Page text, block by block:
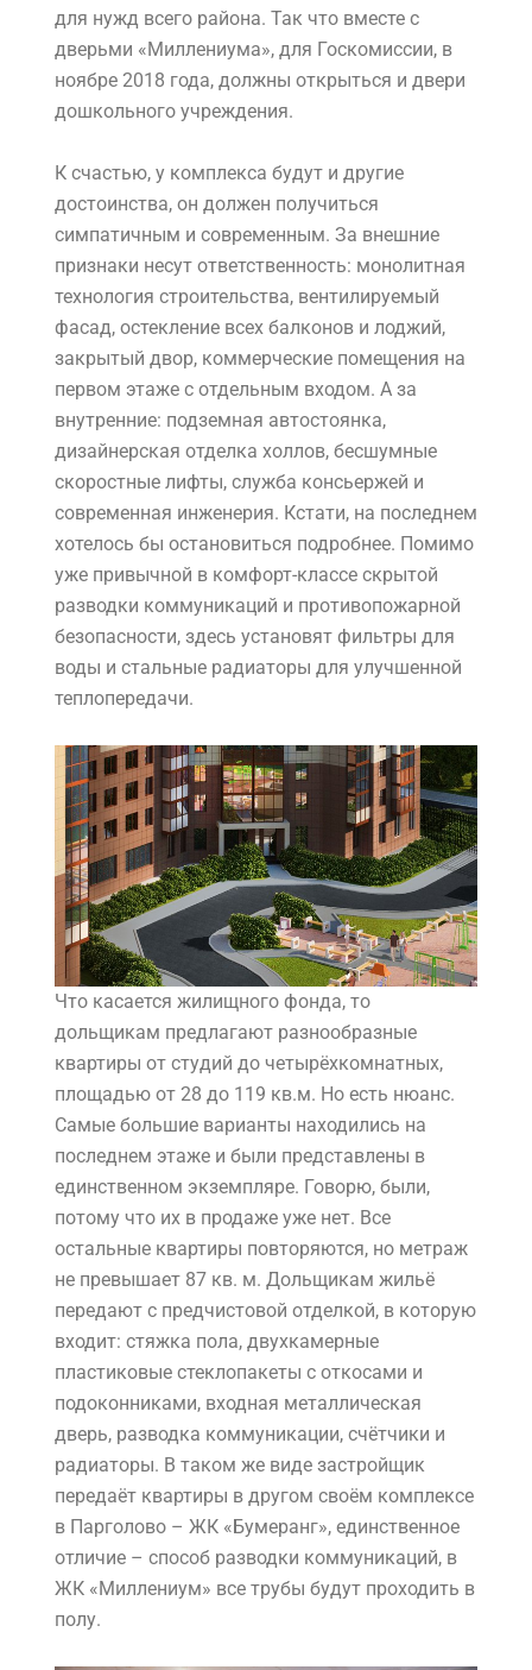
для нужд всего района. Так что вместе с
дверьми «Миллениума», для Госкомиссии, в
ноябре 2018 года, должны открыться и двери
дошкольного учреждения.
К счастью, у комплекса будут и другие
достоинства, он должен получиться
симпатичным и современным. За внешние
признаки несут ответственность: монолитная
технология строительства, вентилируемый
фасад, остекление всех балконов и лоджий,
закрытый двор, коммерческие помещения на
первом этаже с отдельным входом. А за
внутренние: подземная автостоянка,
дизайнерская отделка холлов, бесшумные
скоростные лифты, служба консьержей и
современная инженерия. Кстати, на последнем
хотелось бы остановиться подробнее. Помимо
уже привычной в комфорт-классе скрытой
разводки коммуникаций и противопожарной
безопасности, здесь установят фильтры для
воды и стальные радиаторы для улучшенной
теплопередачи.
Что касается жилищного фонда, то
дольщикам предлагают разнообразные
квартиры от студий до четырёхкомнатных,
площадью от 28 до 119 кв.м. Но есть нюанс.
Самые большие варианты находились на
последнем этаже и были представлены в
единственном экземпляре. Говорю, были,
потому что их в продаже уже нет. Все
остальные квартиры повторяются, но метраж
не превышает 87 кв. м. Дольщикам жильё
передают с предчистовой отделкой, в которую
входит: стяжка пола, двухкамерные
пластиковые стеклопакеты с откосами и
подоконниками, входная металлическая
дверь, разводка коммуникации, счётчики и
радиаторы. В таком же виде застройщик
передаёт квартиры в другом своём комплексе
в Парголово – ЖК «Бумеранг», единственное
отличие – способ разводки коммуникаций, в
ЖК «Миллениум» все трубы будут проходить в
полу.